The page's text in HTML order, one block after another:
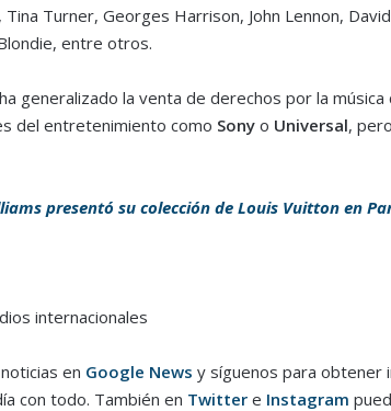
Tina Turner, Georges Harrison, John Lennon,
entre otros.
generalizado la venta de derechos por la
del entretenimiento como Sonyo Universal,
presentó su colección de Louis Vuitton en
internacionales
en Google News y síguenos para obtener
con todo. También en Twittere Instagram